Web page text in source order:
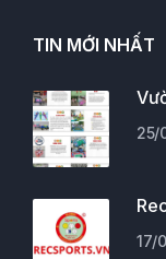
TIN MỚI NHẤT
25/
17/